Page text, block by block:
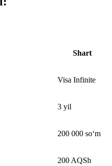
Shart
Visa Infinite
3 yil
200 000 so‘m
200 AQSh